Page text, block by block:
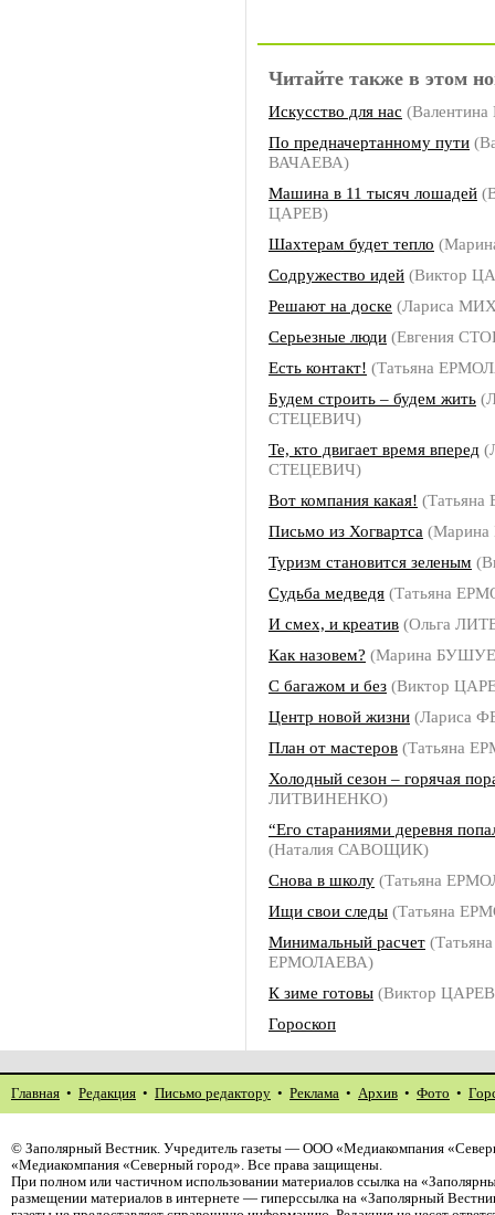
Читайте также в этом
Искусство для нас
По предначертанному пути
ВАЧАЕВА)
Машина в 11 тысяч лошадей
ЦАРЕВ)
Шахтерам будет тепло
Содружество идей (Виктор
Решают на доске (Лариса
Серьезные люди (Евгения
Есть контакт! (Татьяна
Будем строить – будем жить
СТЕЦЕВИЧ)
Те, кто двигает время вперед
СТЕЦЕВИЧ)
Вот компания какая!
Письмо из Хогвартса
Туризм становится зеленым
Судьба медведя (Татьяна
И смех, и креатив (Ольга
Как назовем? (Марина
С багажом и без (Виктор
Центр новой жизни (Лариса
План от мастеров (Татьяна
Холодный сезон – горячая
ЛИТВИНЕНКО)
“Его стараниями деревня
(Наталия САВОЩИК)
Снова в школу (Татьяна
Ищи свои следы (Татьяна
Минимальный расчет (Татьяна
ЕРМОЛАЕВА)
К зиме готовы (Виктор
Гороскоп
Главная • Редакция • Письмо редактору • Реклама • Архив • Фото •
© Заполярный Вестник. Учредитель газеты — ООО «Медиакомпания
«Медиакомпания «Северный город». Все права защищены.
При полном или частичном использовании материалов ссылка на
размещении материалов в интернете — гиперссылка на «Заполярный